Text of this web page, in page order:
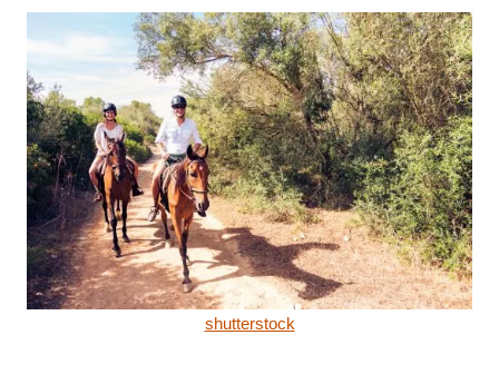
shutterstock